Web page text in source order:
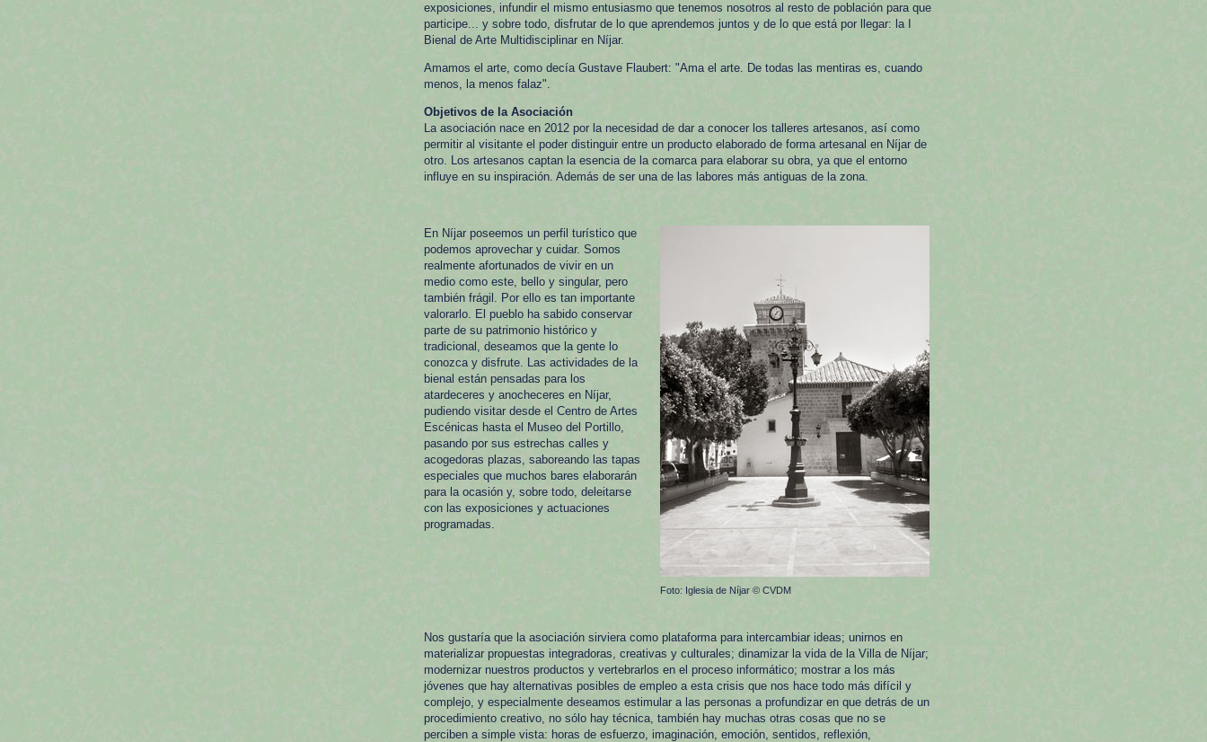
exposiciones, infundir el mismo entusiasmo que tenemos nosotros al resto de población para que
participe... y sobre todo, disfrutar de lo que aprendemos juntos y de lo que está por llegar: la I
Bienal de Arte Multidisciplinar en Níjar.
Amamos el arte, como decía Gustave Flaubert: "Ama el arte. De todas las mentiras es, cuando
menos, la menos falaz".
Objetivos de la Asociación
La asociación nace en 2012 por la necesidad de dar a conocer los talleres artesanos, así como
permitir al visitante el poder distinguir entre un producto elaborado de forma artesanal en Níjar de
otro. Los artesanos captan la esencia de la comarca para elaborar su obra, ya que el entorno
influye en su inspiración. Además de ser una de las labores más antiguas de la zona.
En Níjar poseemos un perfil turístico que
podemos aprovechar y cuidar. Somos
realmente afortunados de vivir en un
medio como este, bello y singular, pero
también frágil. Por ello es tan importante
valorarlo. El pueblo ha sabido conservar
parte de su patrimonio histórico y
tradicional, deseamos que la gente lo
conozca y disfrute. Las actividades de la
bienal están pensadas para los
atardeceres y anocheceres en Níjar,
pudiendo visitar desde el Centro de Artes
Escénicas hasta el Museo del Portillo,
pasando por sus estrechas calles y
acogedoras plazas, saboreando las tapas
especiales que muchos bares elaborarán
para la ocasión y, sobre todo, deleitarse
con las exposiciones y actuaciones
programadas.
Foto: Iglesia de Níjar © CVDM
Nos gustaría que la asociación sirviera como plataforma para intercambiar ideas; unirnos en
materializar propuestas integradoras, creativas y culturales; dinamizar la vida de la Villa de Níjar;
modernizar nuestros productos y vertebrarlos en el proceso informático; mostrar a los más
jóvenes que hay alternativas posibles de empleo a esta crisis que nos hace todo más difícil y
complejo, y especialmente deseamos estimular a las personas a profundizar en que detrás de un
procedimiento creativo, no sólo hay técnica, también hay muchas otras cosas que no se
perciben a simple vista: horas de esfuerzo, imaginación, emoción, sentidos, reflexión,